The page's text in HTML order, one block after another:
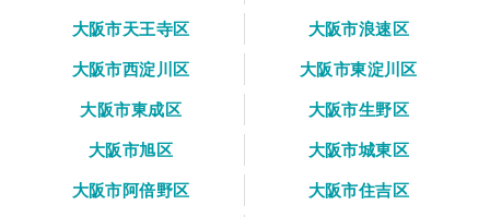
大阪市天王寺区
大阪市浪速区
大阪市西淀川区
大阪市東淀川区
大阪市東成区
大阪市生野区
大阪市旭区
大阪市城東区
大阪市阿倍野区
大阪市住吉区